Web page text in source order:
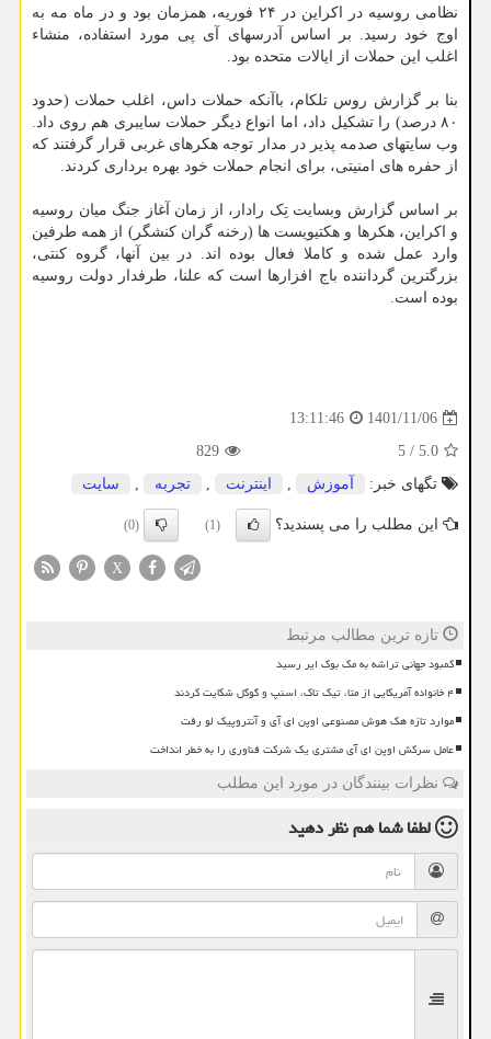
نظامی روسیه در اکراین در ۲۴ فوریه، همزمان بود و در ماه مه به
اوج خود رسید. بر اساس آدرسهای آی پی مورد استفاده، منشاء
اغلب این حملات از ایالات متحده بود.
بنا بر گزارش روس تلکام، باآنکه حملات داس، اغلب حملات (حدود
۸۰ درصد) را تشکیل داد، اما انواع دیگر حملات سایبری هم روی داد.
وب سایتهای صدمه پذیر در مدار توجه هکرهای غربی قرار گرفتند که
از حفره های امنیتی، برای انجام حملات خود بهره برداری کردند.
بر اساس گزارش وبسایت تِک رادار، از زمان آغاز جنگ میان روسیه
و اکراین، هکرها و هکتیویست ها (رخنه گران کنشگر) از همه طرفین
وارد عمل شده و کاملا فعال بوده اند. در بین آنها، گروه کنتی،
بزرگترین گرداننده باج افزارها است که علنا، طرفدار دولت روسیه
بوده است.
1401/11/06
13:11:46
5.0
/
5
829
تگهای خبر:
آموزش , اینترنت , تجربه , سایت
این مطلب را می پسندید؟ (1)
(0)
X
تازه ترین مطالب مرتبط
کمبود جهانی تراشه به مک بوک ایر رسید
۴ خانواده آمریکایی از متا، تیک تاک، اسنپ و گوگل شکایت کردند
موارد تازه هک هوش مصنوعی اوپن ای آی و آنتروپیک لو رفت
عامل سرکش اوپن ای آی مشتری یک شرکت فناوری را به خطر انداخت
نظرات بینندگان در مورد این مطلب
لطفا شما همنظر دهید